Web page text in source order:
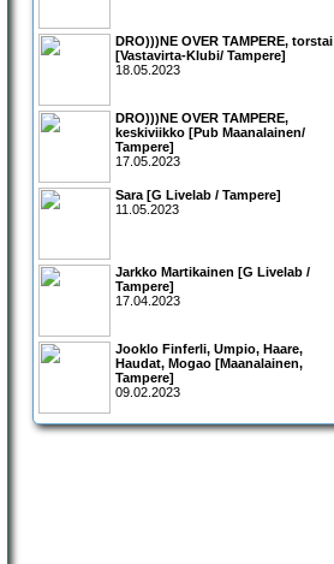
DRO)))NE OVER TAMPERE, torstai
[Vastavirta-Klubi/ Tampere]
18.05.2023
DRO)))NE OVER TAMPERE,
keskiviikko [Pub Maanalainen/
Tampere]
17.05.2023
Sara [G Livelab / Tampere]
11.05.2023
Jarkko Martikainen [G Livelab /
Tampere]
17.04.2023
Jooklo Finferli, Umpio, Haare,
Haudat, Mogao [Maanalainen,
Tampere]
09.02.2023